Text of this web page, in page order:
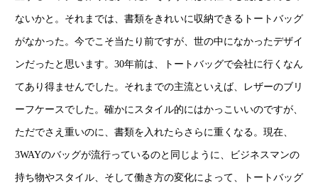
ないかと。それまでは、書類をきれいに収納できるトートバッグ
がなかった。今でこそ当たり前ですが、世の中になかったデザイ
ンだったと思います。30年前は、トートバッグで会社に行くなん
てあり得ませんでした。それまでの主流といえば、レザーのブリ
ーフケースでした。確かにスタイル的にはかっこいいのですが、
ただでさえ重いのに、書類を入れたらさらに重くなる。現在、
3WAYのバッグが流行っているのと同じように、ビジネスマンの
持ち物やスタイル、そして働き方の変化によって、トートバッグ